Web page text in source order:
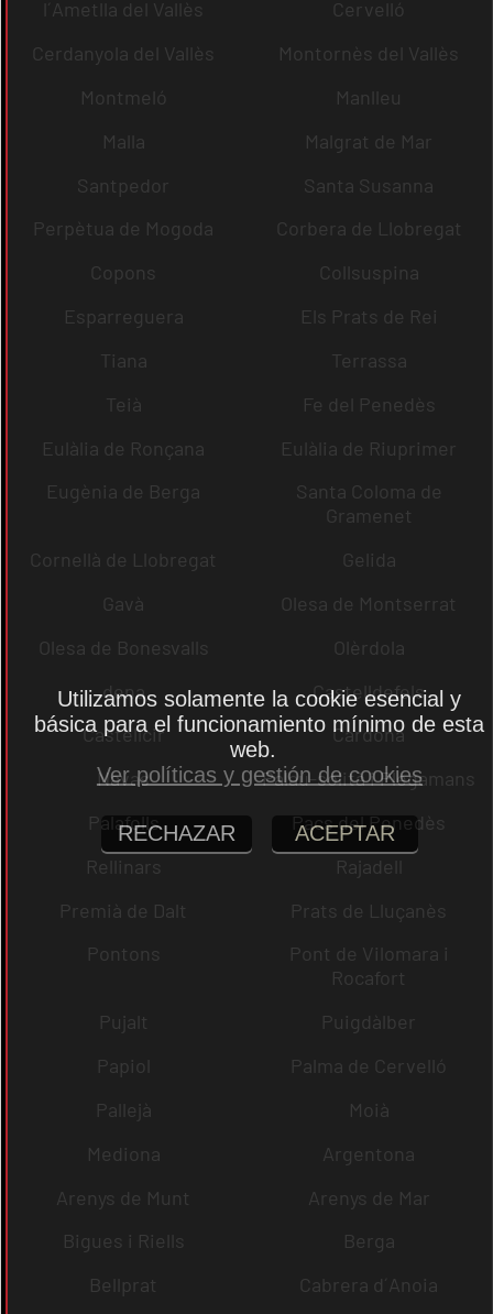
l´Ametlla del Vallès
Cervelló
Cerdanyola del Vallès
Montornès del Vallès
Montmeló
Manlleu
Malla
Malgrat de Mar
Santpedor
Santa Susanna
Perpètua de Mogoda
Corbera de Llobregat
Copons
Collsuspina
Esparreguera
Els Prats de Rei
Tiana
Terrassa
Teià
Fe del Penedès
Eulàlia de Ronçana
Eulàlia de Riuprimer
Eugènia de Berga
Santa Coloma de
Gramenet
Cornellà de Llobregat
Gelida
Gavà
Olesa de Montserrat
Olesa de Bonesvalls
Olèrdola
dena
Castelldefels
Castellcir
Cardona
Navas
Palau-solità i Plegamans
Palafolls
Pacs del Penedès
Rellinars
Rajadell
Premià de Dalt
Prats de Lluçanès
Pontons
Pont de Vilomara i
Rocafort
Pujalt
Puigdàlber
Papiol
Palma de Cervelló
Pallejà
Moià
Mediona
Argentona
Arenys de Munt
Arenys de Mar
Bigues i Riells
Berga
Bellprat
Cabrera d´Anoia
Utilizamos solamente la cookie esencial y
básica para el funcionamiento mínimo de esta
web.
Ver políticas y gestión de cookies
RECHAZAR ACEPTAR